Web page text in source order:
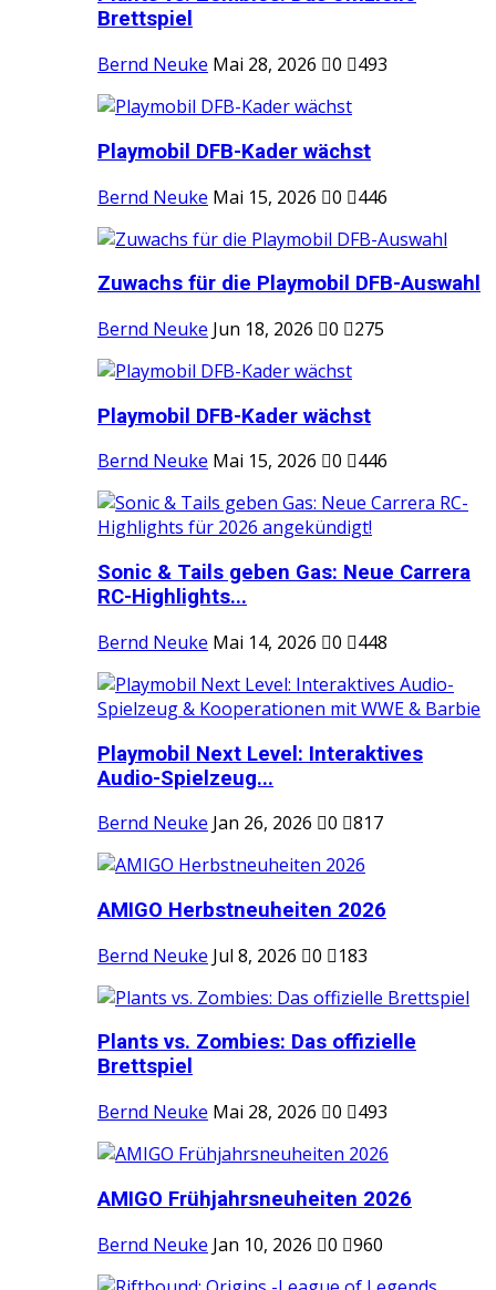
Brettspiel
Bernd Neuke Mai 28, 2026 0 493
Playmobil DFB-Kader wächst
Bernd Neuke Mai 15, 2026 0 446
Zuwachs für die Playmobil DFB-Auswahl
Bernd Neuke Jun 18, 2026 0 275
Playmobil DFB-Kader wächst
Bernd Neuke Mai 15, 2026 0 446
Sonic & Tails geben Gas: Neue Carrera
RC-Highlights...
Bernd Neuke Mai 14, 2026 0 448
Playmobil Next Level: Interaktives
Audio-Spielzeug...
Bernd Neuke Jan 26, 2026 0 817
AMIGO Herbstneuheiten 2026
Bernd Neuke Jul 8, 2026 0 183
Plants vs. Zombies: Das offizielle
Brettspiel
Bernd Neuke Mai 28, 2026 0 493
AMIGO Frühjahrsneuheiten 2026
Bernd Neuke Jan 10, 2026 0 960